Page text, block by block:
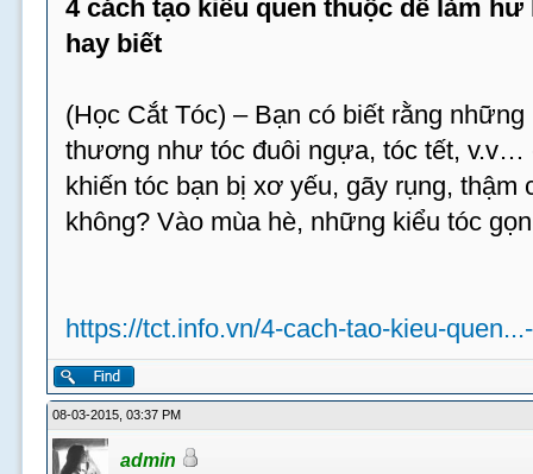
4 cách tạo kiểu quen thuộc dễ làm
hay biết
(Học Cắt Tóc) – Bạn có biết rằng
thương như tóc đuôi ngựa, tóc tết, v.v…
khiến tóc bạn bị xơ yếu, gãy rụng, thậm
không? Vào mùa hè, những kiểu tóc
https://tct.info.vn/4-cach-tao-kieu-
08-03-2015, 03:37 PM
admin